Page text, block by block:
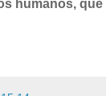
humanos,